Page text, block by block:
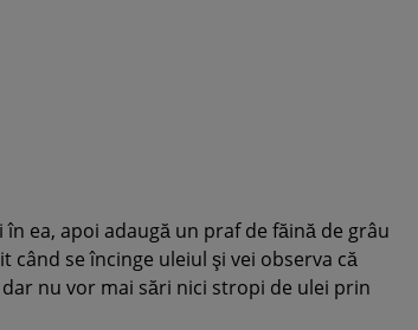
ea, apoi adaugă un praf de făină de grâu
când se încinge uleiul şi vei observa că
nu vor mai sări nici stropi de ulei prin